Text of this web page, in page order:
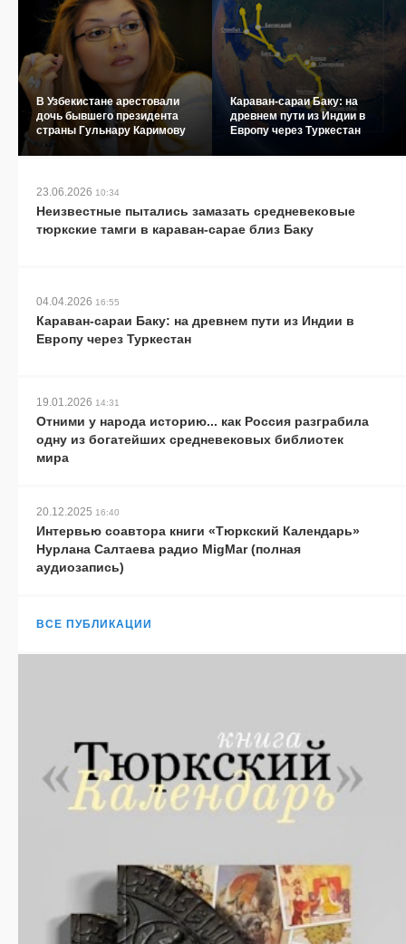
В Узбекистане арестовали
дочь бывшего президента
страны Гульнару Каримову
Караван-сараи Баку: на
древнем пути из Индии в
Европу через Туркестан
23.06.2026 10:34
Неизвестные пытались замазать средневековые
тюркские тамги в караван-сарае близ Баку
04.04.2026 16:55
Караван-сараи Баку: на древнем пути из Индии в
Европу через Туркестан
19.01.2026 14:31
Отними у народа историю... как Россия разграбила
одну из богатейших средневековых библиотек
мира
20.12.2025 16:40
Интервью соавтора книги «Тюркский Календарь»
Нурлана Салтаева радио MigMar (полная
аудиозапись)
ВСЕ ПУБЛИКАЦИИ